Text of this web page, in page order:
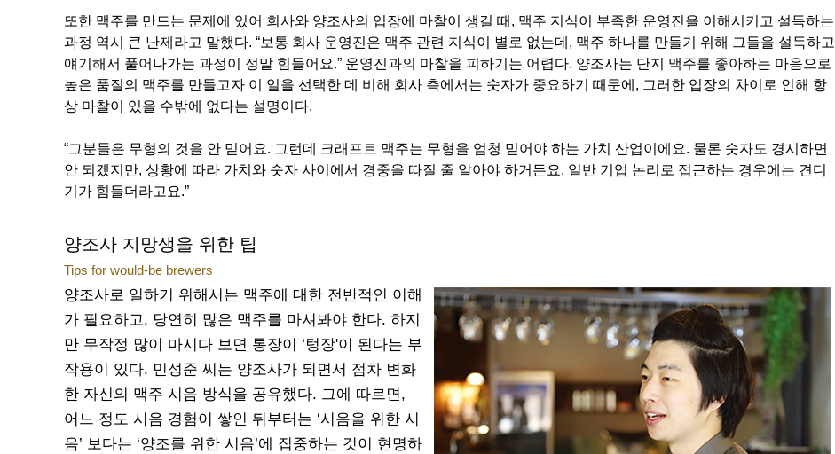
또한 맥주를 만드는 문제에 있어 회사와 양조사의 입장에 마찰이 생길 때, 맥주 지식이 부족한 운영진을 이해시키고 설득하는
과정 역시 큰 난제라고 말했다. “보통 회사 운영진은 맥주 관련 지식이 별로 없는데, 맥주 하나를 만들기 위해 그들을 설득하고
얘기해서 풀어나가는 과정이 정말 힘들어요.” 운영진과의 마찰을 피하기는 어렵다. 양조사는 단지 맥주를 좋아하는 마음으로
높은 품질의 맥주를 만들고자 이 일을 선택한 데 비해 회사 측에서는 숫자가 중요하기 때문에, 그러한 입장의 차이로 인해 항
상 마찰이 있을 수밖에 없다는 설명이다.
“그분들은 무형의 것을 안 믿어요. 그런데 크래프트 맥주는 무형을 엄청 믿어야 하는 가치 산업이에요. 물론 숫자도 경시하면
안 되겠지만, 상황에 따라 가치와 숫자 사이에서 경중을 따질 줄 알아야 하거든요. 일반 기업 논리로 접근하는 경우에는 견디
기가 힘들더라고요.”
양조사 지망생을 위한 팁
Tips for would-be brewers
양조사로 일하기 위해서는 맥주에 대한 전반적인 이해
가 필요하고, 당연히 많은 맥주를 마셔봐야 한다. 하지
만 무작정 많이 마시다 보면 통장이 ‘텅장'이 된다는 부
작용이 있다. 민성준 씨는 양조사가 되면서 점차 변화
한 자신의 맥주 시음 방식을 공유했다. 그에 따르면,
어느 정도 시음 경험이 쌓인 뒤부터는 ‘시음을 위한 시
음’ 보다는 ‘양조를 위한 시음’에 집중하는 것이 현명하